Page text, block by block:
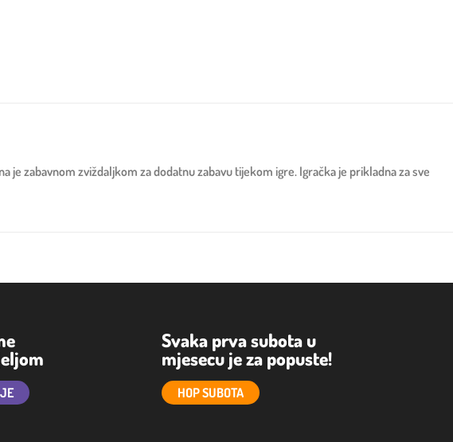
zabavnom zviždaljkom za dodatnu zabavu tijekom igre. Igračka je prikladna za sve
Svaka prva subota u
mjesecu je za popuste!
HOP SUBOTA